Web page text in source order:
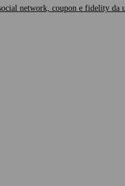
network, coupon e fidelity da